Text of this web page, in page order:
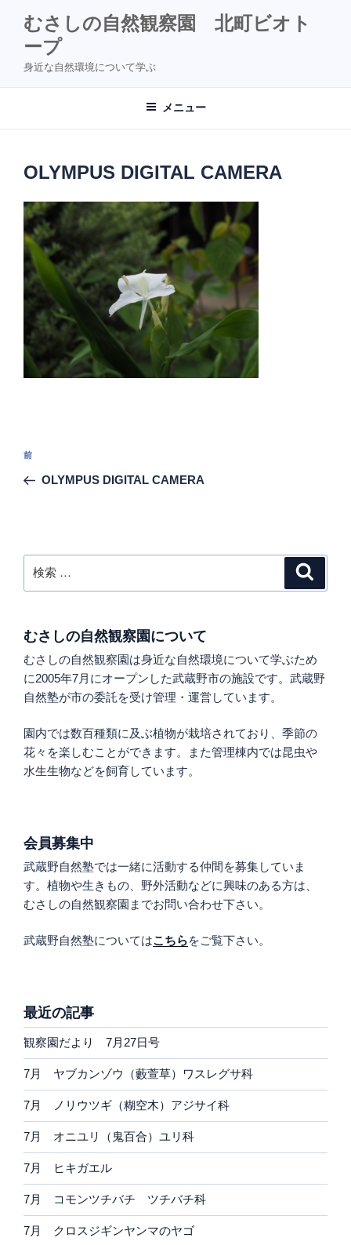
むさしの自然観察園 北町ビオト
ープ
身近な自然環境について学ぶ
メニュー
OLYMPUS DIGITAL CAMERA
投
ナ
ー
シ
過
去
前
OLYMPUS DIGITAL CAMERA
索:
むさしの自然観察園について
むさしの自然観察園は身近な自然環境について学ぶため
に2005年7月にオープンした武蔵野市の施設です。武蔵野
自然塾が市の委託を受け管理・運営しています。
園内では数百種類に及ぶ植物が栽培されており、季節の
花々を楽しむことができます。また管理棟内では昆虫や
水生生物などを飼育しています。
会員募集中
武蔵野自然塾では一緒に活動する仲間を募集していま
す。植物や生きもの、野外活動などに興味のある方は、
むさしの自然観察園までお問い合わせ下さい。
武蔵野自然塾についてはこちらをご覧下さい。
最近の記事
観察園だより 7月27日号
7月 ヤブカンゾウ（藪萱草）ワスレグサ科
7月 ノリウツギ（糊空木）アジサイ科
7月 オニユリ（鬼百合）ユリ科
7月 ヒキガエル
7月 コモンツチバチ ツチバチ科
7月 クロスジギンヤンマのヤゴ